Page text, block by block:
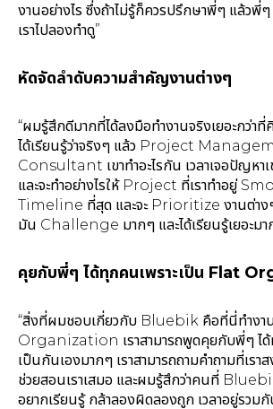
งานอย่างไร ซึ่งถ้าไม่รู้ก็ควรปรึกษาพี่ๆ แล้วพี่ๆ
เราไปลองทำดู”
หัดจัดลำดับความสำคัญงานต่างๆ
“ผมรู้สึกดีมากที่ได้ลงมือทำงานจริงเยอะกว่าที่
ได้เรียนรู้ว่าจริงๆ แล้ว Project
Consultant เขาทำอะไรกัน เวลาเจอปัญหาเข
และจะทำอย่างไรให้ Project ที่เราทำอยู่
Timeline ที่สุด และจะ Prioritize งานต่างๆ
มัน Challenge มากๆ และได้เรียนรู้เยอะมา
คุยกับพี่ๆ ได้ทุกคนเพราะเป็น Flat
“สิ่งที่ผมชอบเกี่ยวกับ Bluebik คือที่นี่ทำง
Organization เราสามารถพูดคุยกับพี่ๆ ไ
เป็นกันเองมากๆ เราสามารถถามคำถามที่เรา
ช่วยสอนเราเสมอ และผมรู้สึกว่าคนที่
อยากเรียนรู้ กล้าลองผิดลองถูก เวลาอยู่รวมกั